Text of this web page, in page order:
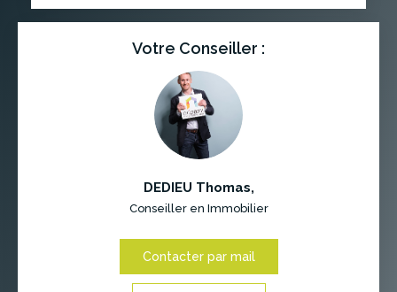
Votre Conseiller :
DEDIEU Thomas,
Conseiller en Immobilier
Contacter par mail